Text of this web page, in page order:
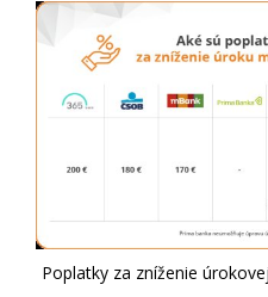
Poplatky za zníženie